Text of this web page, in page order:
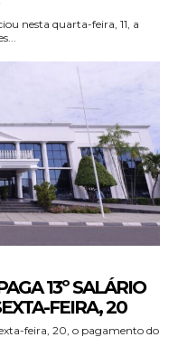
nesta quarta-feira, 11, a
13º SALÁRIO
FEIRA, 20
feira, 20, o pagamento do